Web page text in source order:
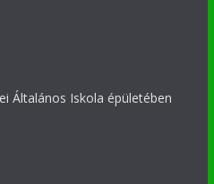
Általános Iskola épületében